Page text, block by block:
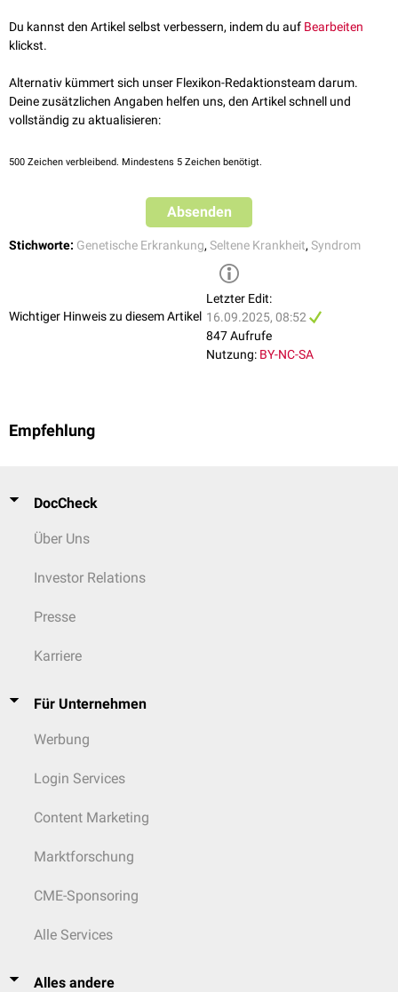
DysphagieundrespiratorischeBeeinträchtigungen mit Dyspnoe.
Lebensqualitätdurch angemessenePflege, unterstützende Therapie und
frühzeitige Intervention erreicht werden.
Du kannst den Artikel selbst verbessern, indem du auf Bearbeiten
klickst.
Alternativ kümmert sich unser Flexikon-Redaktionsteam darum.
Deine zusätzlichen Angaben helfen uns, den Artikel schnell und
vollständig zu aktualisieren:
500 Zeichen verbleibend. Mindestens 5 Zeichen benötigt.
Absenden
Stichworte: Genetische Erkrankung, Seltene Krankheit, Syndrom
Wichtiger Hinweis zu diesem Artikel
Letzter Edit:
16.09.2025, 08:52
847 Aufrufe
Nutzung: BY-NC-SA
Empfehlung
DocCheck
Über Uns
Investor Relations
Presse
Karriere
Für Unternehmen
Werbung
Login Services
Content Marketing
Marktforschung
CME-Sponsoring
Alle Services
Alles andere